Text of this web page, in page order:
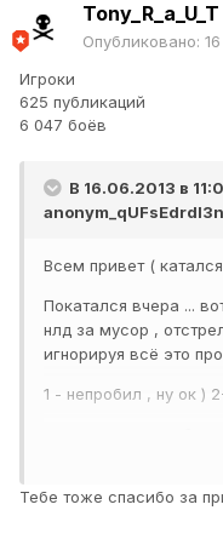
Tony_R_a_U_T
Опубликовано:
Игроки
625 публикаций
6 047 боёв
В 16.06.2013 в
Всем привет (
Покатался вчера ...
нлд за мусор ,
игнорируя всё это
1 - непробил , ну ок )
полнейший бред (
Тебе тоже спасибо за